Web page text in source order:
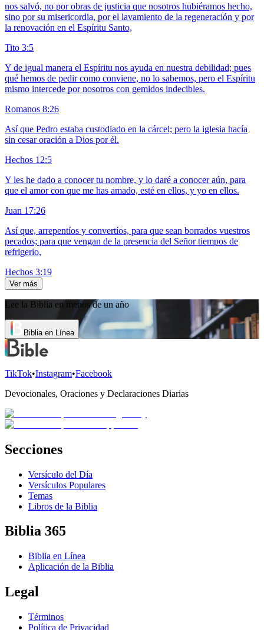
nos salvó, no por obras de justicia que nosotros hubiéramos hecho,
sino por su misericordia, por el lavamiento de la regeneración y por
la renovación en el Espíritu Santo,
Tito 3:5
Y de igual manera el Espíritu nos ayuda en nuestra debilidad; pues
qué hemos de pedir como conviene, no lo sabemos, pero el Espíritu
mismo intercede por nosotros con gemidos indecibles.
Romanos 8:26
Así que Pedro estaba custodiado en la cárcel; pero la iglesia hacía
sin cesar oración a Dios por él.
Hechos 12:5
Y les he dado a conocer tu nombre, y lo daré a conocer aún, para
que el amor con que me has amado, esté en ellos, y yo en ellos.
Juan 17:26
Así que, arrepentíos y convertíos, para que sean borrados vuestros
pecados; para que vengan de la presencia del Señor tiempos de
refrigerio,
Hechos 3:19
Ver más
Lee la Biblia en menos de un año
Biblia en Línea
TikTok•Instagram•Facebook
Devocionales, Oraciones y Declaraciones Diarias
Secciones
Versículo del Día
Versículos Populares
Temas
Libros de la Biblia
Biblia 365
Biblia en Línea
Aplicación de la Biblia
Legal
Términos
Política de Privacidad